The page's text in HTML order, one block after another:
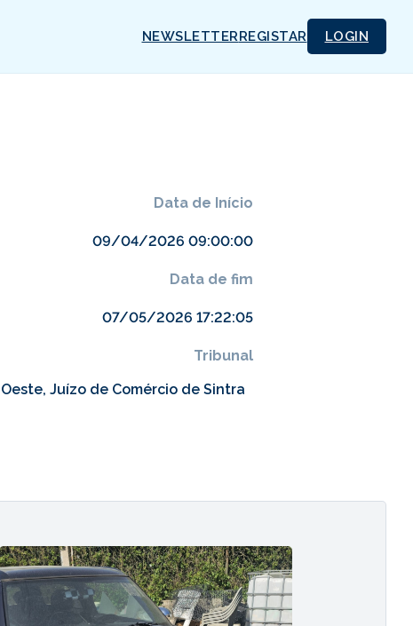
NEWSLETTERREGISTAR LOGIN
Data de Início
09/04/2026 09:00:00
Data de fim
07/05/2026 17:22:05
Tribunal
Juízo de Comércio de Sintra